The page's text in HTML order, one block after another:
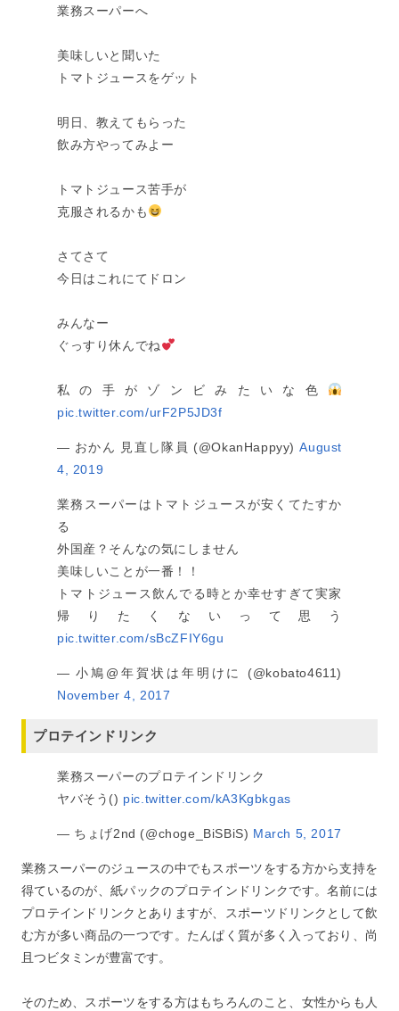
業務スーパーへ
美味しいと聞いた
トマトジュースをゲット
明日、教えてもらった
飲み方やってみよー
トマトジュース苦手が
克服されるかも
さてさて
今日はこれにてドロン
みんなー
ぐっすり休んでね
私の手がゾンビみたいな色
pic.twitter.com/urF2P5JD3f
— おかん 見直し隊員 (@OkanHappyy)August
4, 2019
業務スーパーはトマトジュースが安くてたすか
る
外国産？そんなの気にしません
美味しいことが一番！！
トマトジュース飲んでる時とか幸せすぎて実家
帰りたくないって思う
pic.twitter.com/sBcZFIY6gu
— 小鳩@年賀状は年明けに (@kobato4611)
November 4, 2017
プロテインドリンク
業務スーパーのプロテインドリンク
ヤバそう() pic.twitter.com/kA3Kgbkgas
— ちょげ2nd (@choge_BiSBiS) March 5, 2017
業務スーパーのジュースの中でもスポーツをする方から支持を
得ているのが、紙パックのプロテインドリンクです。名前には
プロテインドリンクとありますが、スポーツドリンクとして飲
む方が多い商品の一つです。たんぱく質が多く入っており、尚
且つビタミンが豊富です。
そのため、スポーツをする方はもちろんのこと、女性からも人